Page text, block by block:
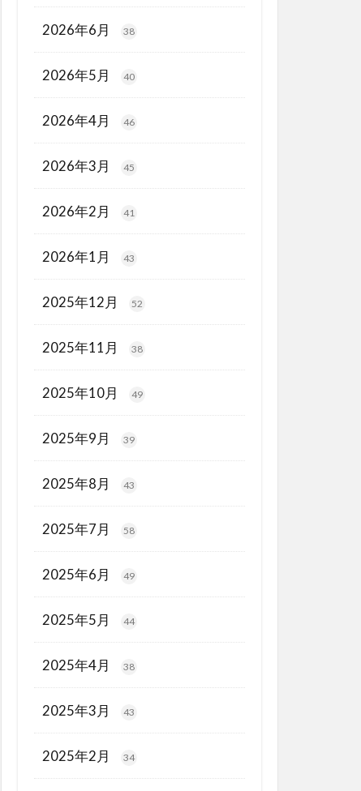
2026年6月 38
2026年5月 40
2026年4月 46
2026年3月 45
2026年2月 41
2026年1月 43
2025年12月 52
2025年11月 38
2025年10月 49
2025年9月 39
2025年8月 43
2025年7月 58
2025年6月 49
2025年5月 44
2025年4月 38
2025年3月 43
2025年2月 34